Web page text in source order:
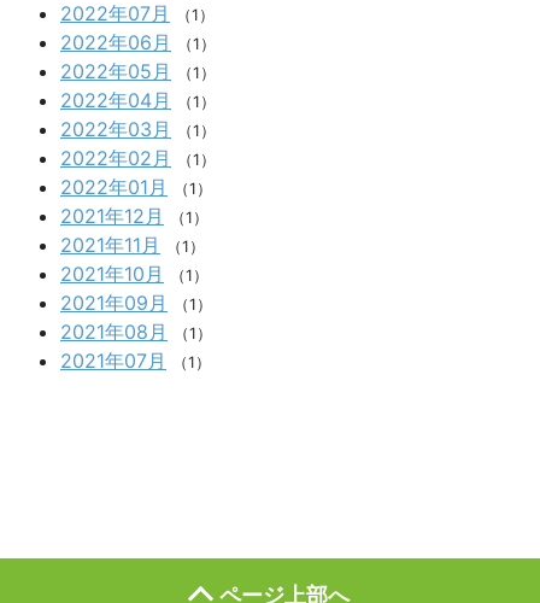
2022年07月 （1）
2022年06月 （1）
2022年05月 （1）
2022年04月 （1）
2022年03月 （1）
2022年02月 （1）
2022年01月 （1）
2021年12月 （1）
2021年11月 （1）
2021年10月 （1）
2021年09月 （1）
2021年08月 （1）
2021年07月 （1）
ページ上部へ